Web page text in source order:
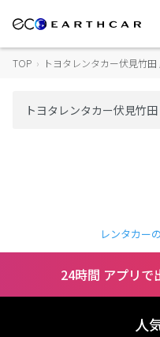
TOP › トヨタレンタカー伏見竹
レンタカー
24時間 アプリで
人